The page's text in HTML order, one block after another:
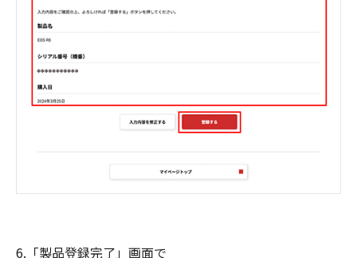
6.「製品登録完了」画面で